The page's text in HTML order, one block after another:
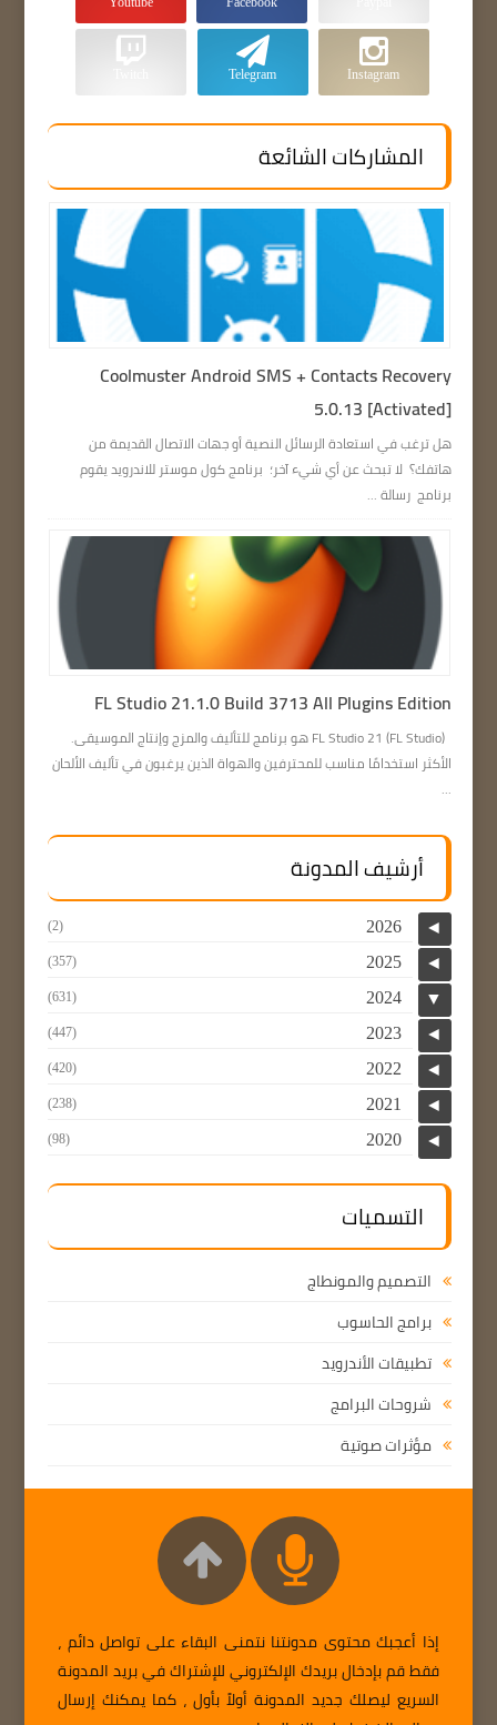
Instagram
Telegram
المشاركات الشائعة
Coolmuster Android SMS + Contacts Recovery
5.0.13 [Activated]
هل ترغب في استعادة الرسائل النصية أو جهات الاتصال القديمة من
هاتفك؟ لا تبحث عن أي شيء آخر؛ برنامج كول موستر للاندرويد يقوم
برنامج رسالة ...
FL Studio 21.1.0 Build 3713 All Plugins Edition
FL Studio 21 (FL Studio) هو برنامج للتأليف والمزج وإنتاج الموسيقى.
الأكثر استخدامًا مناسب للمحترفين والهواة الذين يرغبون في تأليف الألحان
...
أرشيف المدونة
◄
2026
(2)
◄
2025
(357)
▼
2024
(631)
◄
2023
(447)
◄
2022
(420)
◄
2021
(238)
◄
2020
(98)
التسميات
التصميم والمونطاج
برامج الحاسوب
تطبيقات الأندرويد
شروحات البرامج
مؤثرات صوتية
إذا أعجبك محتوى مدونتنا نتمنى البقاء على تواصل دائم ،
فقط قم بإدخال بريدك الإلكتروني للإشتراك في بريد المدونة
السريع ليصلك جديد المدونة أولاً بأول ، كما يمكنك إرسال